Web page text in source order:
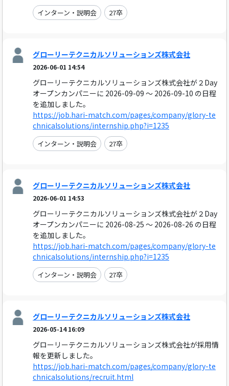
インターン・説明会 27卒
グローリーテクニカルソリューションズ株式会社
2026-06-01 14:54
グローリーテクニカルソリューションズ株式会社が２Day
オープンカンパニーに 2026-09-09 ～ 2026-09-10 の日程
を追加しました。
https://job.hari-match.com/pages/company/glory-te
chnicalsolutions/internship.php?i=1235
インターン・説明会 27卒
グローリーテクニカルソリューションズ株式会社
2026-06-01 14:53
グローリーテクニカルソリューションズ株式会社が２Day
オープンカンパニーに 2026-08-25 ～ 2026-08-26 の日程
を追加しました。
https://job.hari-match.com/pages/company/glory-te
chnicalsolutions/internship.php?i=1235
インターン・説明会 27卒
グローリーテクニカルソリューションズ株式会社
2026-05-14 16:09
グローリーテクニカルソリューションズ株式会社が採用情
報を更新しました。
https://job.hari-match.com/pages/company/glory-te
chnicalsolutions/recruit.html